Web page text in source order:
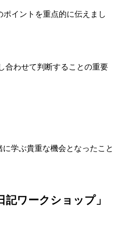
イントを重点的に伝えまし
合わせて判断することの重要
学ぶ貴重な機会となったこと
ワークショップ」